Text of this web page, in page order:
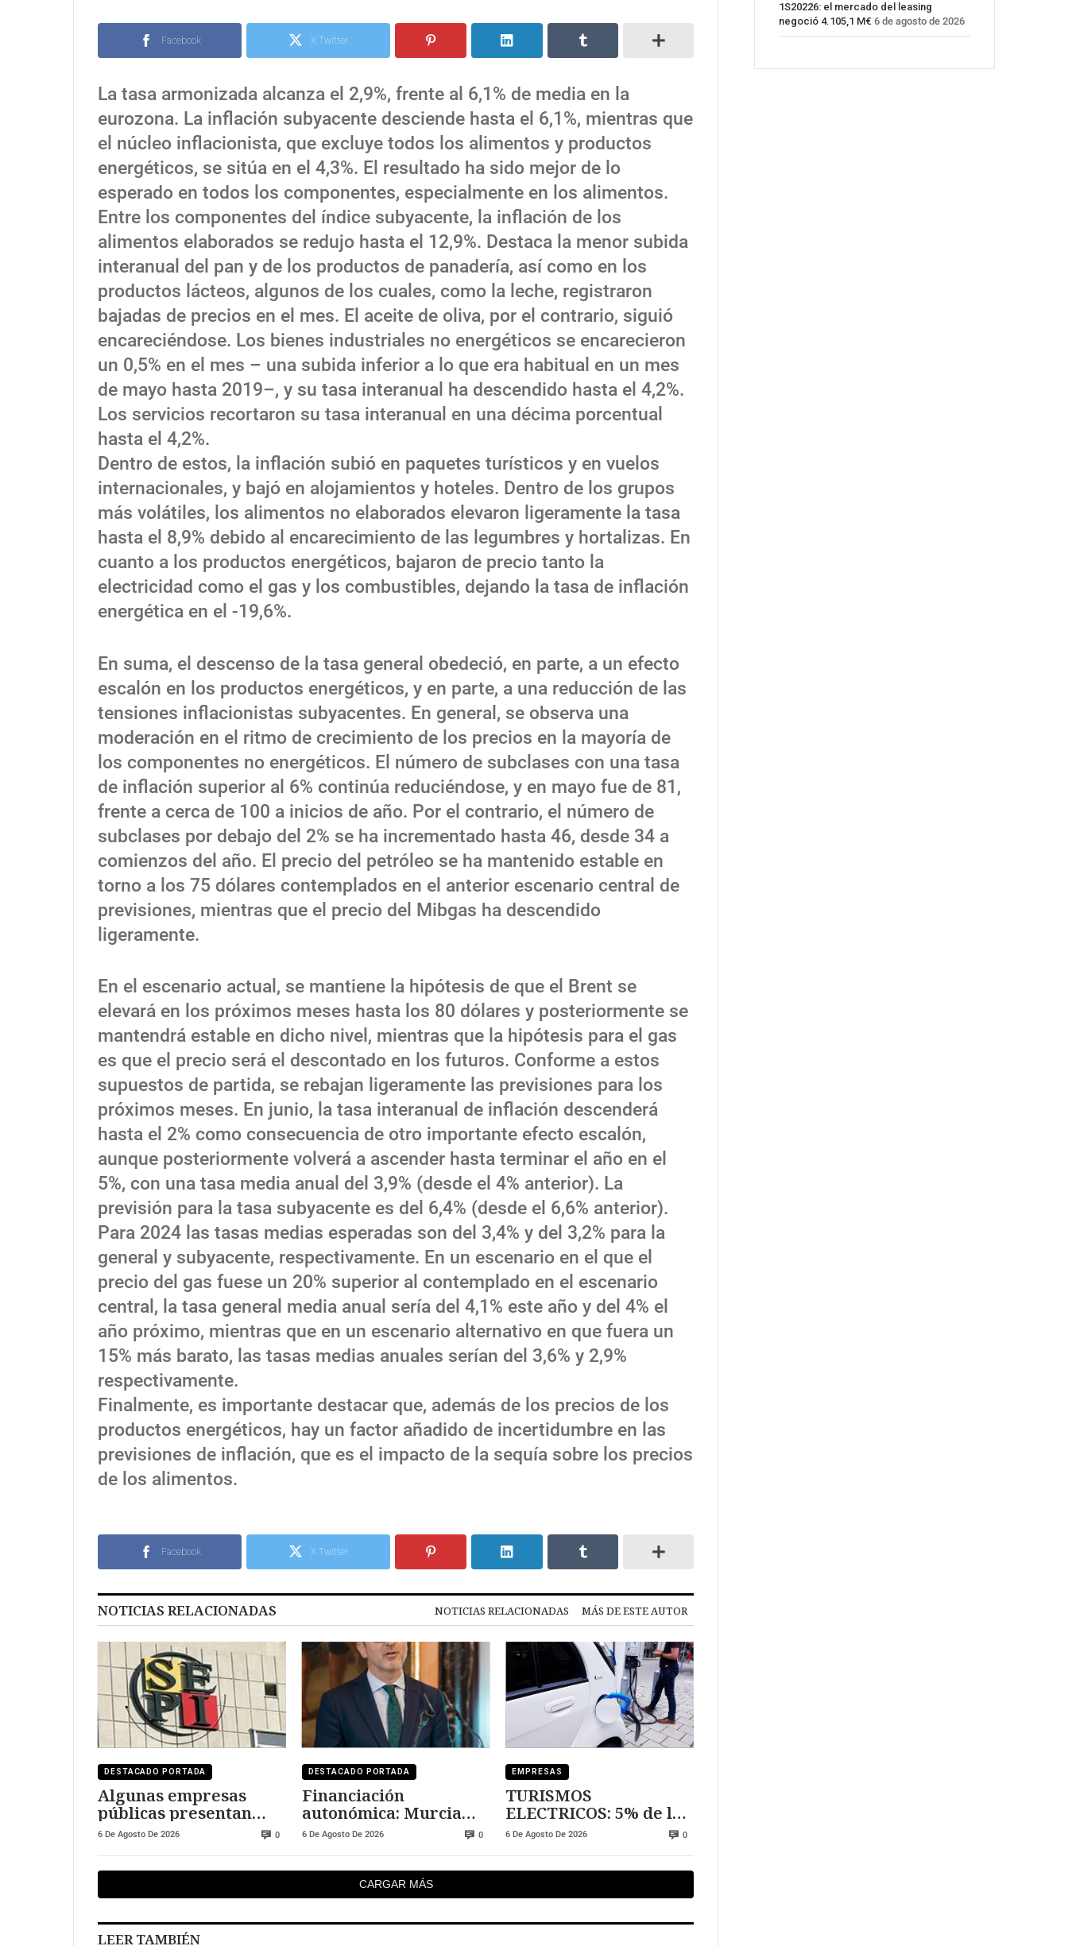
Facebook X Twitter
La tasa armonizada alcanza el 2,9%, frente al 6,1% de media en la
eurozona. La inflación subyacente desciende hasta el 6,1%, mientras que
el núcleo inflacionista, que excluye todos los alimentos y productos
energéticos, se sitúa en el 4,3%. El resultado ha sido mejor de lo
esperado en todos los componentes, especialmente en los alimentos.
Entre los componentes del índice subyacente, la inflación de los
alimentos elaborados se redujo hasta el 12,9%. Destaca la menor subida
interanual del pan y de los productos de panadería, así como en los
productos lácteos, algunos de los cuales, como la leche, registraron
bajadas de precios en el mes. El aceite de oliva, por el contrario, siguió
encareciéndose. Los bienes industriales no energéticos se encarecieron
un 0,5% en el mes – una subida inferior a lo que era habitual en un mes
de mayo hasta 2019–, y su tasa interanual ha descendido hasta el 4,2%.
Los servicios recortaron su tasa interanual en una décima porcentual
hasta el 4,2%.
Dentro de estos, la inflación subió en paquetes turísticos y en vuelos
internacionales, y bajó en alojamientos y hoteles. Dentro de los grupos
más volátiles, los alimentos no elaborados elevaron ligeramente la tasa
hasta el 8,9% debido al encarecimiento de las legumbres y hortalizas. En
cuanto a los productos energéticos, bajaron de precio tanto la
electricidad como el gas y los combustibles, dejando la tasa de inflación
energética en el -19,6%.
En suma, el descenso de la tasa general obedeció, en parte, a un efecto
escalón en los productos energéticos, y en parte, a una reducción de las
tensiones inflacionistas subyacentes. En general, se observa una
moderación en el ritmo de crecimiento de los precios en la mayoría de
los componentes no energéticos. El número de subclases con una tasa
de inflación superior al 6% continúa reduciéndose, y en mayo fue de 81,
frente a cerca de 100 a inicios de año. Por el contrario, el número de
subclases por debajo del 2% se ha incrementado hasta 46, desde 34 a
comienzos del año. El precio del petróleo se ha mantenido estable en
torno a los 75 dólares contemplados en el anterior escenario central de
previsiones, mientras que el precio del Mibgas ha descendido
ligeramente.
En el escenario actual, se mantiene la hipótesis de que el Brent se
elevará en los próximos meses hasta los 80 dólares y posteriormente se
mantendrá estable en dicho nivel, mientras que la hipótesis para el gas
es que el precio será el descontado en los futuros. Conforme a estos
supuestos de partida, se rebajan ligeramente las previsiones para los
próximos meses. En junio, la tasa interanual de inflación descenderá
hasta el 2% como consecuencia de otro importante efecto escalón,
aunque posteriormente volverá a ascender hasta terminar el año en el
5%, con una tasa media anual del 3,9% (desde el 4% anterior). La
previsión para la tasa subyacente es del 6,4% (desde el 6,6% anterior).
Para 2024 las tasas medias esperadas son del 3,4% y del 3,2% para la
general y subyacente, respectivamente. En un escenario en el que el
precio del gas fuese un 20% superior al contemplado en el escenario
central, la tasa general media anual sería del 4,1% este año y del 4% el
año próximo, mientras que en un escenario alternativo en que fuera un
15% más barato, las tasas medias anuales serían del 3,6% y 2,9%
respectivamente.
Finalmente, es importante destacar que, además de los precios de los
productos energéticos, hay un factor añadido de incertidumbre en las
previsiones de inflación, que es el impacto de la sequía sobre los precios
de los alimentos.
Facebook X Twitter
NOTICIAS RELACIONADAS NOTICIAS RELACIONADAS MÁS DE ESTE AUTOR
DESTACADO PORTADA
Algunas empresas
públicas presentan
deficiencias en los
directivos
6 De Agosto De 2026 0
DESTACADO PORTADA
Financiación
autonómica: Murcia
sigue a la cola y
solidaridad
6 De Agosto De 2026 0
EMPRESAS
TURISMOS
ELECTRICOS: 5% de las
ventas del mercado de
6 De Agosto De 2026 0
CARGAR MÁS
LEER TAMBIÉN
1S20226: el mercado del leasing
negoció 4.105,1 M€ 6 de agosto de 2026